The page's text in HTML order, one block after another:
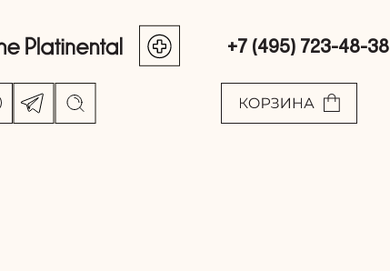
+7 (495) 723-48-38